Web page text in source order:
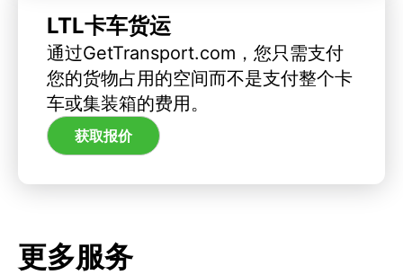
LTL卡车货运
通过GetTransport.com，您只需支付
您的货物占用的空间而不是支付整个卡
车或集装箱的费用。
获取报价
更多服务